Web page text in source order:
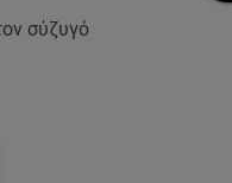
σύζυγό